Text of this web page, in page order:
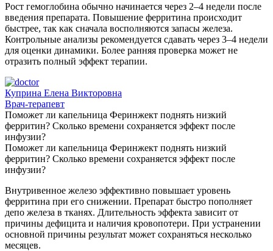
Рост гемоглобина обычно начинается через 2–4 недели после
введения препарата. Повышение ферритина происходит
быстрее, так как сначала восполняются запасы железа.
Контрольные анализы рекомендуется сдавать через 3–4 недели
для оценки динамики. Более ранняя проверка может не
отразить полный эффект терапии.
Куприна Елена Викторовна
Врач-терапевт
Поможет ли капельница Феринжект поднять низкий
ферритин? Сколько времени сохраняется эффект после
инфузии?
Поможет ли капельница Феринжект поднять низкий
ферритин? Сколько времени сохраняется эффект после
инфузии?
Внутривенное железо эффективно повышает уровень
ферритина при его снижении. Препарат быстро пополняет
депо железа в тканях. Длительность эффекта зависит от
причины дефицита и наличия кровопотери. При устранении
основной причины результат может сохраняться несколько
месяцев.